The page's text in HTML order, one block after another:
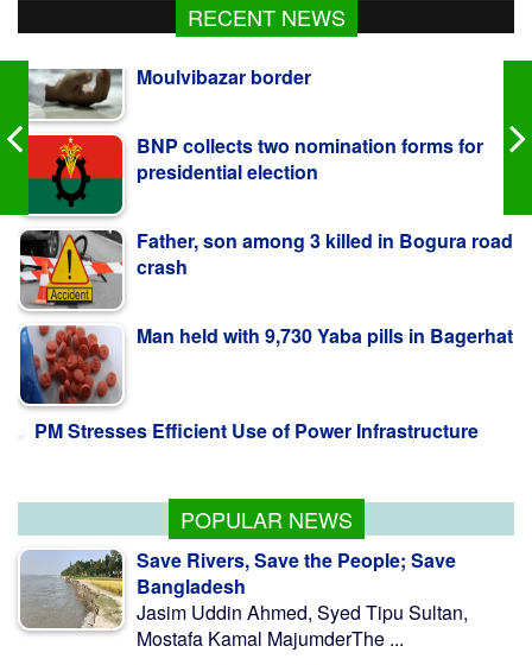
RECENT NEWS
Bangladeshi shot dead by BSF along
Moulvibazar border
PM Stresses Efficient Use of Power Infrastructure
POPULAR NEWS
Save Rivers, Save the People; Save
Bangladesh
Jasim Uddin Ahmed, Syed Tipu Sultan,
Mostafa Kamal MajumderThe ...